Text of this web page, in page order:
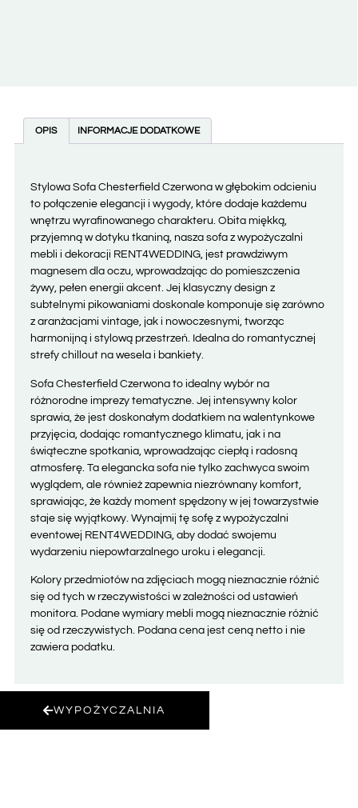
OPIS INFORMACJE DODATKOWE
Stylowa Sofa Chesterfield Czerwona w głębokim odcieniu
to połączenie elegancji i wygody, które dodaje każdemu
wnętrzu wyrafinowanego charakteru. Obita miękką,
przyjemną w dotyku tkaniną, nasza sofa z wypożyczalni
mebli i dekoracji RENT4WEDDING, jest prawdziwym
magnesem dla oczu, wprowadzając do pomieszczenia
żywy, pełen energii akcent. Jej klasyczny design z
subtelnymi pikowaniami doskonale komponuje się zarówno
z aranżacjami vintage, jak i nowoczesnymi, tworząc
harmonijną i stylową przestrzeń. Idealna do romantycznej
strefy chillout na wesela i bankiety.
Sofa Chesterfield Czerwona to idealny wybór na
różnorodne imprezy tematyczne. Jej intensywny kolor
sprawia, że jest doskonałym dodatkiem na walentynkowe
przyjęcia, dodając romantycznego klimatu, jak i na
świąteczne spotkania, wprowadzając ciepłą i radosną
atmosferę. Ta elegancka sofa nie tylko zachwyca swoim
wyglądem, ale również zapewnia niezrównany komfort,
sprawiając, że każdy moment spędzony w jej towarzystwie
staje się wyjątkowy. Wynajmij tę sofę z wypożyczalni
eventowej RENT4WEDDING, aby dodać swojemu
wydarzeniu niepowtarzalnego uroku i elegancji.
Kolory przedmiotów na zdjęciach mogą nieznacznie różnić
się od tych w rzeczywistości w zależności od ustawień
monitora. Podane wymiary mebli mogą nieznacznie różnić
się od rzeczywistych. Podana cena jest ceną netto i nie
zawiera podatku.
WYPOŻYCZALNIA